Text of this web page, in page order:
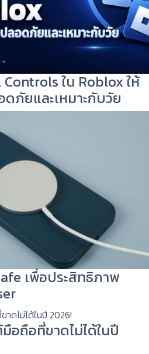
ใน Roblox ให้
ภัยและเหมาะกับวัย
เพื่อประสิทธิภาพ
ถือที่ขาดไม่ได้ในปี